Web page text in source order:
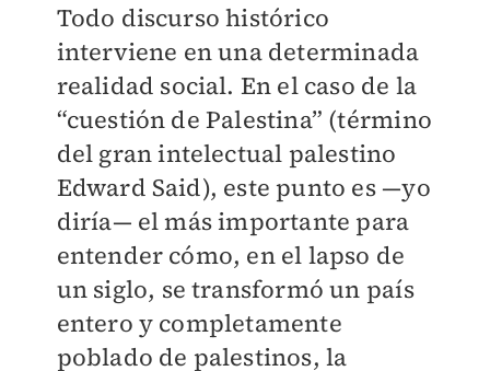
Todo discurso histórico
interviene en una determinada
realidad social. En el caso de la
“cuestión de Palestina” (término
del gran intelectual palestino
Edward Said), este punto es —yo
diría— el más importante para
entender cómo, en el lapso de
un siglo, se transformó un país
entero y completamente
poblado de palestinos, la